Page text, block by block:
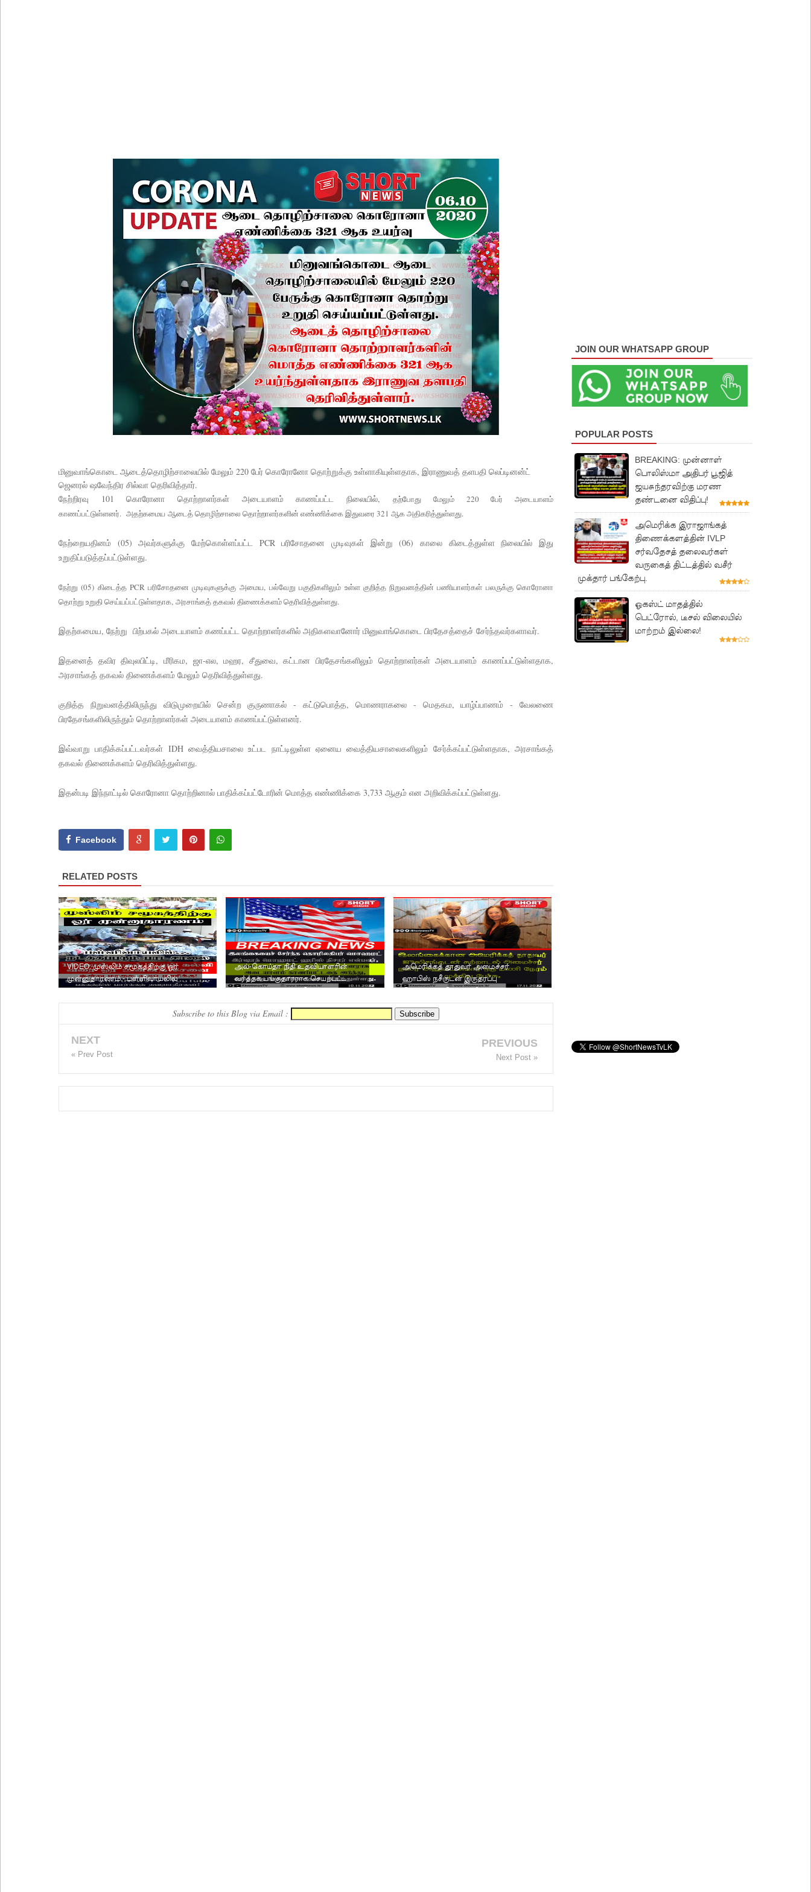
சீரற்ற வானிலையால் 16 ஆயிரத்திற்கும் அதிகமானோருக்கு பாதிப்பு
மினுவாங்கொடை ஆடைத்தொழிற்சாலையில் மேலும் 220 பேர் கொரோனோ தொற்றுக்கு உள்ளாகியுள்ளதாக, இராணுவத் தளபதி லெப்டினன்ட்
ஜெனரல் ஷவேந்திர சில்வா தெரிவித்தார்.
நேற்றிரவு 101 கொரோனா தொற்றாளர்கள் அடையாளம் காணப்பட்ட நிலையில்,தற்போது மேலும் 220 பேர் அடையாளம்
காணப்பட்டுள்ளனர். அதற்கமைய ஆடைத் தொழிற்சாலை தொற்றாளர்களின் எண்ணிக்கை இதுவரை 321 ஆக அதிகரித்துள்ளது.
நேற்றையதினம் (05) அவர்களுக்கு மேற்கொள்ளப்பட்ட PCR பரிசோதனை முடிவுகள் இன்று (06) காலை கிடைத்துள்ள நிலையில் இது
உறுதிப்படுத்தப்பட்டுள்ளது.
நேற்று (05) கிடைத்த PCR பரிசோதனை முடிவுகளுக்கு அமைய, பல்வேறு பகுதிகளிலும் உள்ள குறித்த நிறுவனத்தின் பணியாளர்கள் பலருக்கு கொரோனா
தொற்று உறுதி செய்யப்பட்டுள்ளதாக, அரசாங்கத் தகவல் திணைக்களம் தெரிவித்துள்ளது.
இதற்கமைய, நேற்று பிற்பகல் அடையாளம் கணப்பட்ட தொற்றாளர்களில் அதிகளவானோர் மினுவாங்கொடை பிரதேசத்தைச் சேர்ந்தவர்களாவர்.
இதனைத் தவிர திவுலபிட்டி, மீரிகம, ஜா-எல, மஹர, சீதுவை, கட்டான பிரதேசங்களிலும் தொற்றாளர்கள் அடையாளம் காணப்பட்டுள்ளதாக,
அரசாங்கத் தகவல் திணைக்களம் மேலும் தெரிவித்துள்ளது.
குறித்த நிறுவனத்திலிருந்து விடுமுறையில் சென்ற குருணாகல் - கட்டுபொத்த, மொணராகலை - மெதகம, யாழ்ப்பாணம் - வேலணை
பிரதேசங்களிலிருந்தும் தொற்றாளர்கள் அடையாளம் காணப்பட்டுள்ளனர்.
இவ்வாறு பாதிக்கப்பட்டவர்கள் IDH வைத்தியசாலை உட்பட நாட்டிலுள்ள ஏனைய வைத்தியசாலைகளிலும் சேர்க்கப்பட்டுள்ளதாக, அரசாங்கத்
தகவல் திணைக்களம் தெரிவித்துள்ளது.
இதன்படி இந்நாட்டில் கொரோனா தொற்றினால் பாதிக்கப்பட்டோரின் மொத்த எண்ணிக்கை 3,733 ஆகும் என அறிவிக்கப்பட்டுள்ளது.
Facebook
RELATED POSTS
VIDEO: முஸ்லிம் சமூகத்திற்கு ஓர்
முன்னுதாரணம் - பள்ளிவாயலில்
அல்-கொய்தா நிதி உதவியாளரின்
வர்த்தக பங்குதாரராக செயற்பட்ட
அமெரிக்கத் தூதுவர் அமைச்சர்
ஹாபிஸ் நசீருடன் இருதரப்பு
Subscribe to this Blog via Email :
NEXT
« Prev Post
PREVIOUS
Next Post »
JOIN OUR WHATSAPP GROUP
POPULAR POSTS
BREAKING: முன்னாள்
பொலிஸ்மா அதிபர் பூஜித்
ஜயசுந்தரவிற்கு மரண
தண்டனை விதிப்பு!
அமெரிக்க இராஜாங்கத்
திணைக்களத்தின் IVLP
சர்வதேசத் தலைவர்கள்
வருகைத் திட்டத்தில் வசீர்
முக்தார் பங்கேற்பு.
ஓகஸ்ட் மாதத்தில்
பெட்ரோல், டீசல் விலையில்
மாற்றம் இல்லை!